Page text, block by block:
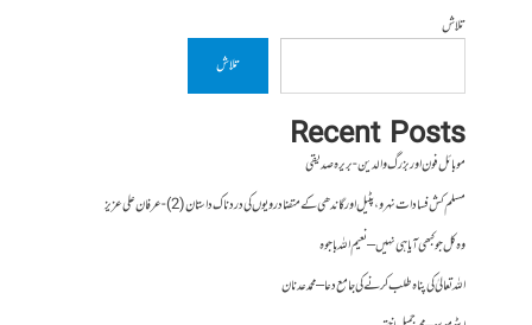
تلاش
تلاش
Recent Posts
موبائل فون اور بزرگ والدین- بریرہ صدیقی
مسلم کش فسادات نہرو، پٹیل اور گاندھی کے متضاد رویوں کی درد ناک داستان (2)- عرفان علی عزیز
وہ کل جو کبھی آیا ہی نہیں – نعیم اللہ باجوہ
اللہ تعالیٰ کی پناہ طلب کرنے کی جامع دعا – محمد عدنان